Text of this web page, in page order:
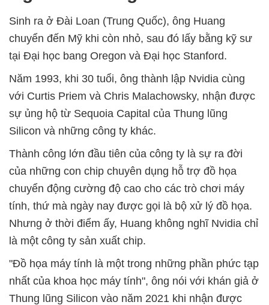
Sinh ra ở Đài Loan (Trung Quốc), ông Huang
chuyển đến Mỹ khi còn nhỏ, sau đó lấy bằng kỹ sư
tại Đại học bang Oregon và Đại học Stanford.
Năm 1993, khi 30 tuổi, ông thành lập Nvidia cùng
với Curtis Priem và Chris Malachowsky, nhận được
sự ủng hộ từ Sequoia Capital của Thung lũng
Silicon và những công ty khác.
Thành công lớn đầu tiên của công ty là sự ra đời
của những con chip chuyên dụng hỗ trợ đồ họa
chuyển động cường độ cao cho các trò chơi máy
tính, thứ mà ngày nay được gọi là bộ xử lý đồ họa.
Nhưng ở thời điểm ấy, Huang không nghĩ Nvidia chỉ
là một công ty sản xuất chip.
"Đồ họa máy tính là một trong những phần phức tạp
nhất của khoa học máy tính", ông nói với khán giả ở
Thung lũng Silicon vào năm 2021 khi nhận được